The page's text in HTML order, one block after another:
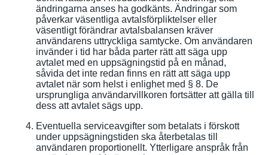
ändringarna anses ha godkänts. Ändringar som
påverkar väsentliga avtalsförpliktelser eller
väsentligt förändrar avtalsbalansen kräver
användarens uttryckliga samtycke. Om användaren
invänder i tid har båda parter rätt att säga upp
avtalet med en uppsägningstid på en månad,
såvida det inte redan finns en rätt att säga upp
avtalet när som helst i enlighet med § 8. De
ursprungliga användarvillkoren fortsätter att gälla till
dess att avtalet sägs upp.
Eventuella serviceavgifter som betalats i förskott
under uppsägningstiden ska återbetalas till
användaren proportionellt. Ytterligare anspråk från